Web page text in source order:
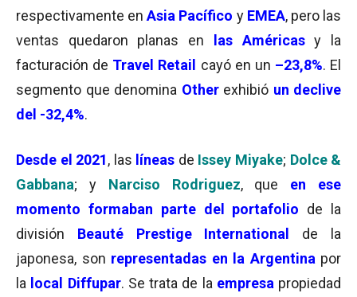
respectivamente enAsia Pacífico y EMEA, pero las
ventas quedaron planas en
las Américasy la
facturación de Travel Retail cayó en un –23,8%. El
segmento que denomina Other exhibió un declive
del -32,4%.
Desde el 2021, las líneas de Issey Miyake; Dolce &
Gabbana; y Narciso Rodriguez, que en ese
momento formaban parte del portafolio de la
división Beauté Prestige International
de la
japonesa, son representadas en la Argentina por
la local Diffupar. Se trata de la empresa propiedad